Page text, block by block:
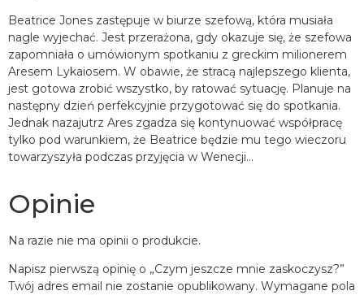
Beatrice Jones zastępuje w biurze szefową, która musiała
nagle wyjechać. Jest przerażona, gdy okazuje się, że szefowa
zapomniała o umówionym spotkaniu z greckim milionerem
Aresem Lykaiosem. W obawie, że stracą najlepszego klienta,
jest gotowa zrobić wszystko, by ratować sytuację. Planuje na
następny dzień perfekcyjnie przygotować się do spotkania.
Jednak nazajutrz Ares zgadza się kontynuować współpracę
tylko pod warunkiem, że Beatrice będzie mu tego wieczoru
towarzyszyła podczas przyjęcia w Wenecji…
Opinie
Na razie nie ma opinii o produkcie.
Napisz pierwszą opinię o „Czym jeszcze mnie zaskoczysz?”
Twój adres email nie zostanie opublikowany. Wymagane pola